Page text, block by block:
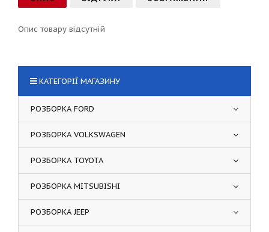
Опис товару відсутній
КАТЕГОРІЇ МАГАЗИНУ
РОЗБОРКА FORD
РОЗБОРКА VOLKSWAGEN
РОЗБОРКА TOYOTA
РОЗБОРКА MITSUBISHI
РОЗБОРКА JEEP